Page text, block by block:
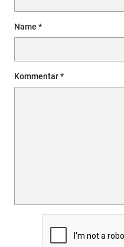
Name
Kommentar